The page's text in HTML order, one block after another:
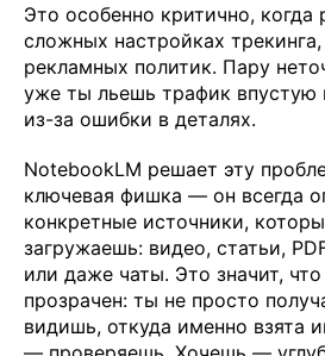
Это особенно критично, когда
сложных настройках
рекламных политик. Пару
уже ты льешь трафик впустую
из-за ошибки в деталях.
NotebookLM решает эту
ключевая фишка — он всегда
конкретные источники,
загружаешь: видео, статьи,
или даже чаты. Это значит,
прозрачен: ты не просто
видишь, откуда именно взята